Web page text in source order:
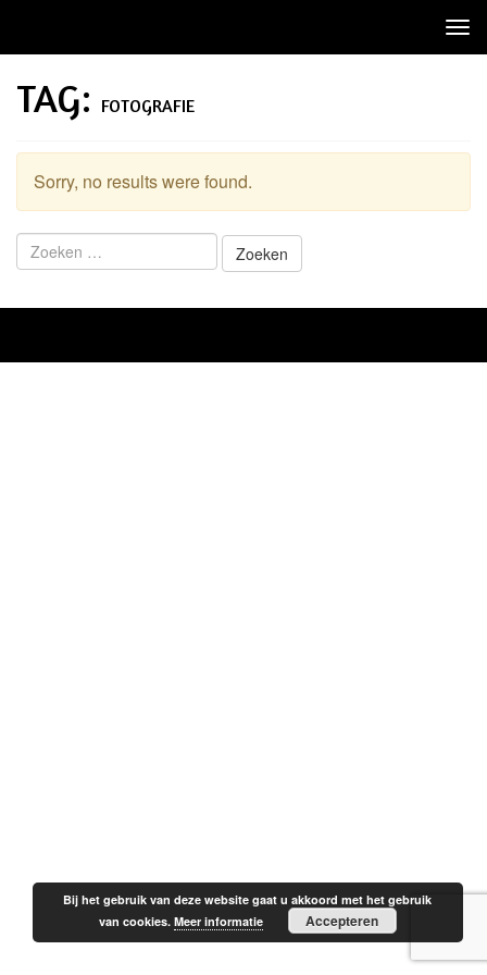
TAG: FOTOGRAFIE
Sorry, no results were found.
Zoeken
naar:
Bij het gebruik van deze website gaat u akkoord met het gebruik
van cookies. Meer informatie Accepteren